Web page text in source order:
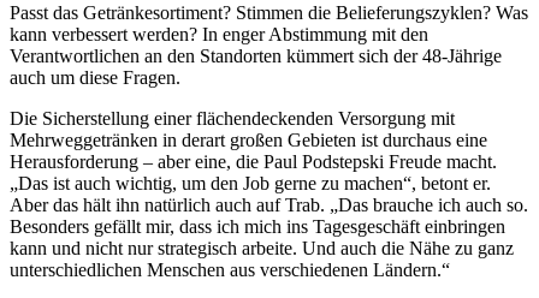
Passt das Getränkesortiment? Stimmen die Belieferungszyklen? Was
kann verbessert werden? In enger Abstimmung mit den
Verantwortlichen an den Standorten kümmert sich der 48-Jährige
auch um diese Fragen.
Die Sicherstellung einer flächendeckenden Versorgung mit
Mehrweggetränken in derart großen Gebieten ist durchaus eine
Herausforderung – aber eine, die Paul Podstepski Freude macht.
„Das ist auch wichtig, um den Job gerne zu machen“, betont er.
Aber das hält ihn natürlich auch auf Trab. „Das brauche ich auch so.
Besonders gefällt mir, dass ich mich ins Tagesgeschäft einbringen
kann und nicht nur strategisch arbeite. Und auch die Nähe zu ganz
unterschiedlichen Menschen aus verschiedenen Ländern.“